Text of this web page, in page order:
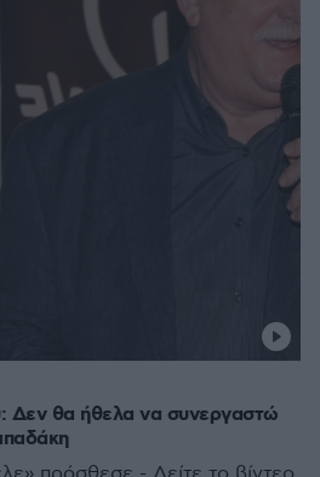
Δεν θα ήθελα να συνεργαστώ